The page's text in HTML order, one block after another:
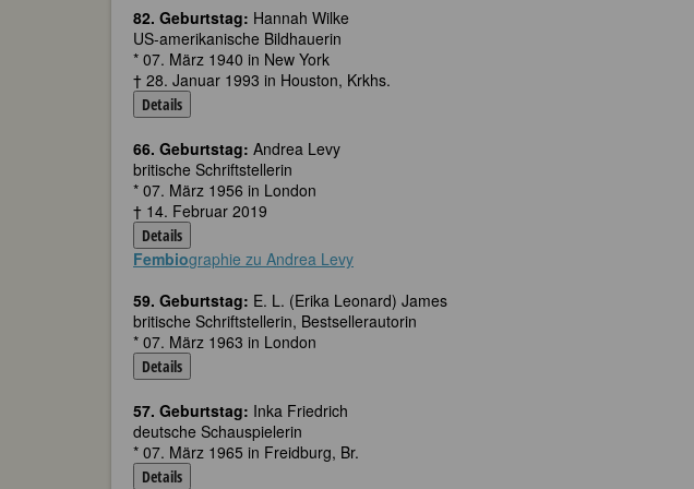
82. Geburtstag: Hannah Wilke
US-amerikanische Bildhauerin
* 07. März 1940 in New York
† 28. Januar 1993 in Houston, Krkhs.
Details
66. Geburtstag: Andrea Levy
britische Schriftstellerin
* 07. März 1956 in London
† 14. Februar 2019
Details
Fembiographie zu Andrea Levy
59. Geburtstag: E. L. (Erika Leonard) James
britische Schriftstellerin, Bestsellerautorin
* 07. März 1963 in London
Details
57. Geburtstag: Inka Friedrich
deutsche Schauspielerin
* 07. März 1965 in Freidburg, Br.
Details